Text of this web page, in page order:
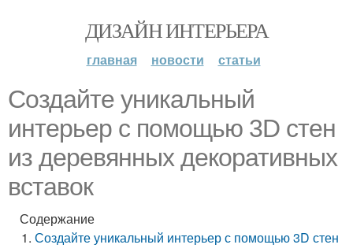
ДИЗАЙН ИНТЕРЬЕРА
главная новости статьи
Создайте уникальный
интерьер с помощью 3D стен
из деревянных декоративных
вставок
Содержание
Создайте уникальный интерьер с помощью 3D стен